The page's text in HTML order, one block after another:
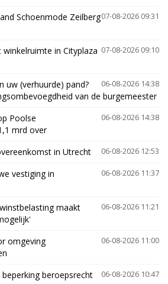
07-08-2026 09:31
Schoenmode Zeilberg
07-08-2026 09:10
winkelruimte in Cityplaza
06-08-2026 14:38
uw (verhuurde) pand?
van de burgemeester
06-08-2026 14:38
Poolse
mrd over
06-08-2026 12:53
in Utrecht
06-08-2026 11:37
vestiging in
06-08-2026 11:21
maakt
06-08-2026 11:00
omgeving
06-08-2026 10:47
beroepsrecht